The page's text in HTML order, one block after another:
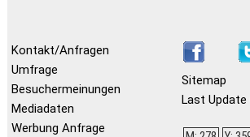
Kontakt/Anfragen
Umfrage
Besuchermeinungen
Mediadaten
Werbung Anfrage
Sitemap
Last Update